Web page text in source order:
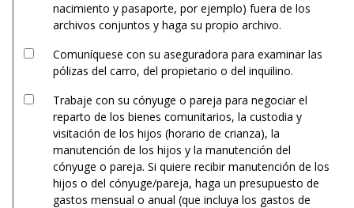
nacimiento y pasaporte, por ejemplo) fuera de los
archivos conjuntos y haga su propio archivo.
Comuníquese con su aseguradora para examinar las
pólizas del carro, del propietario o del inquilino.
Trabaje con su cónyuge o pareja para negociar el
reparto de los bienes comunitarios, la custodia y
visitación de los hijos (horario de crianza), la
manutención de los hijos y la manutención del
cónyuge o pareja. Si quiere recibir manutención de los
hijos o del cónyuge/pareja, haga un presupuesto de
gastos mensual o anual (que incluya los gastos de